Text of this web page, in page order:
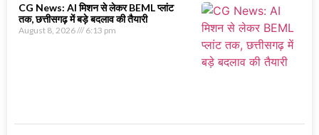
CG News: AI मिशन से लेकर BEML प्लांट
तक, छत्तीसगढ़ में बड़े बदलाव की तैयारी
August 8, 2026 6:13 pm